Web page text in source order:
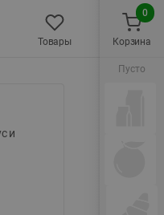
Товары
и
Корзина
0
Пусто